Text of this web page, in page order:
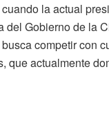
la actual
del Gobierno de la
competir con
que actualmente